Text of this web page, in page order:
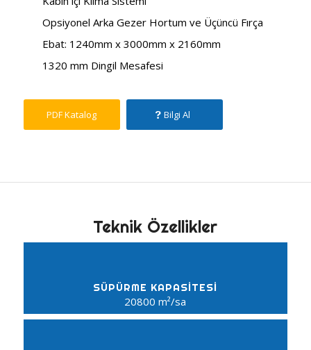
Opsiyonel Arka Gezer Hortum ve Üçüncü Fırça
Ebat: 1240mm x 3000mm x 2160mm
1320 mm Dingil Mesafesi
PDF Katalog Bilgi Al
Teknik Özellikler
SÜPÜRME KAPASITESI
20800 m²/sa